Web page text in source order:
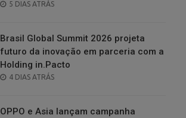
POSTED
5 DIAS ATRÁS
Brasil Global Summit 2026 projeta
futuro da inovação em parceria com a
Holding in.Pacto
POSTED
4 DIAS ATRÁS
OPPO e Asia lançam campanha